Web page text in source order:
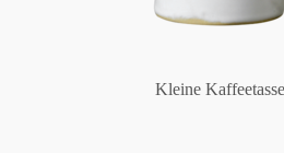
Kleine